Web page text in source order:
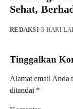
Sehat,
REDAKSI·3 HARI
Tinggalkan
Alamat email Anda
ditandai *